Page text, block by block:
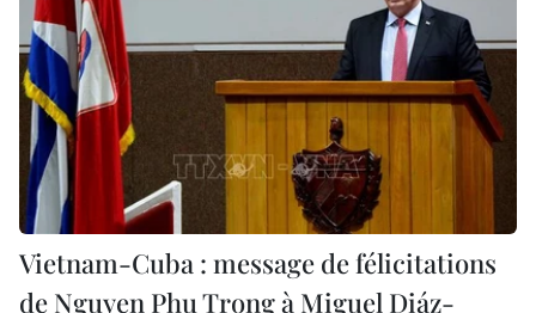
Vietnam-Cuba : message de félicitations
de Nguyen Phu Trong à Miguel Diáz-